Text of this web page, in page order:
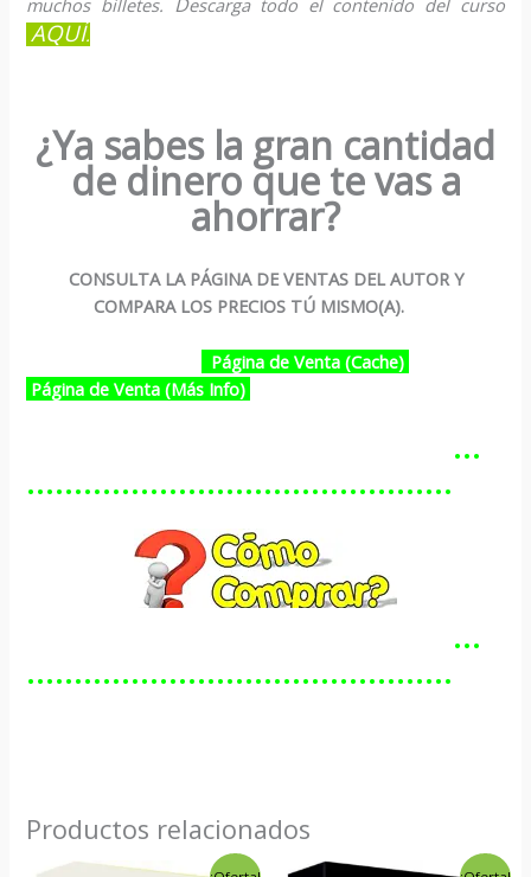
muchos billetes.
escarga todo el contenido del curso
AQUÍ.
¿Ya sabes la gran cantidad
de dinero que te vas a
ahorrar?
CONSULTA LA PÁGINA DE VENTAS DEL AUTOR Y
COMPARA LOS PRECIOS TÚ MISMO(A).
Página de Venta (Cache)
Página de Venta (Más Info)
…………………………………………
………………………………………
…………………………………………
………………………………………
Productos relacionados
El
El
El
El